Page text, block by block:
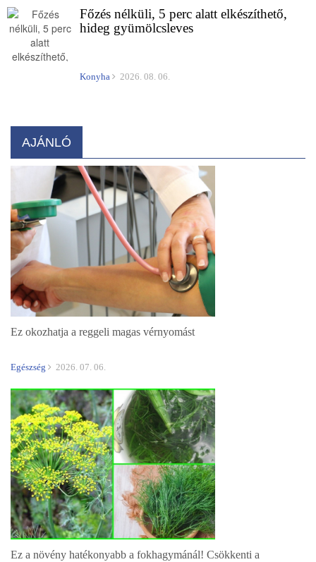
Főzés nélküli, 5 perc alatt elkészíthető,
hideg gyümölcsleves
Konyha 2026. 08. 06.
AJÁNLÓ
Ez okozhatja a reggeli magas vérnyomást
Egészség 2026. 07. 06.
Ez a növény hatékonyabb a fokhagymánál! Csökkenti a